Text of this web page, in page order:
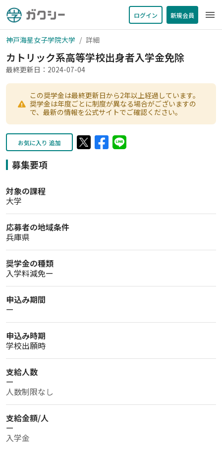
ログイン 新規会員 menu
神戸海星女子学院大学 詳細
カトリック系高等学校出身者入学金免除
最終更新日：2024-07-04
この奨学金は最終更新日から2年以上経過しています。
奨学金は年度ごとに制度が異なる場合がございますの
で、最新の情報を公式サイトでご確認ください。
お気に入り 追加
募集要項
対象の課程
大学
応募者の地域条件
兵庫県
奨学金の種類
入学料減免ー
申込み期間
ー
申込み時期
学校出願時
支給人数
ー
人数制限なし
支給金額/人
ー
入学金